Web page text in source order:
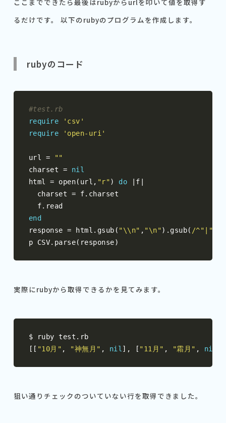
ここまでできたら最後はrubyからurlを叩いて値を取得す
るだけです。 以下のrubyのプログラムを作成します。
rubyのコード
#test.rb
require
'csv'
require
'open-uri'
url =
""
charset =
nil
html = open( url , "r") do f
  charset
= f. charset
  f
.
end
response = html . gsub ( "\\n" , "\n"). gsub( /^"|"$/
p CSV. parse( response)
実際にrubyから取得できるかを見てみます。
$ ruby test .
[[ "10月" , "神無月" , nil], [ "11月" , "霜月" , nil
狙い通りチェックのついていない行を取得できました。